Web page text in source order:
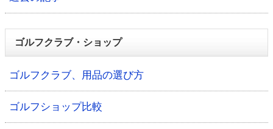
ゴルフクラブ・ショップ
ゴルフクラブ、用品の選び方
ゴルフショップ比較